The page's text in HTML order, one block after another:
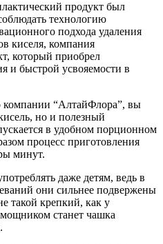
продукт был
технологию
подхода удаления
киселя, компания
который приобрел
и быстрой усвояемости в
“АлтайФлора”, вы
но и полезный
в удобном порционном
процесс приготовления
минут.
даже детям, ведь в
они сильнее подвержены
такой крепкий, как у
станет чашка